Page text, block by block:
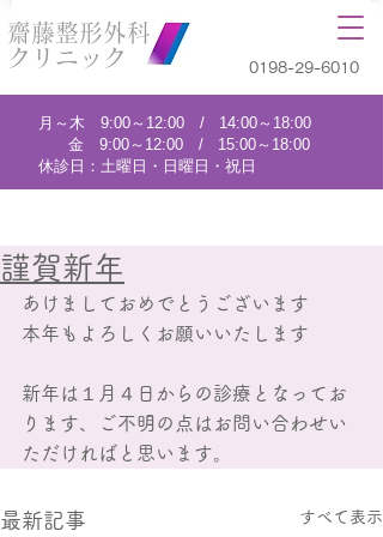
月～木 9:00～12:00 / 14:00～18:00
金 9:00～12:00 / 15:00～18:00
休診日：土曜日・日曜日・祝日
0198-29-6010
齋藤整形外科
クリニック
謹賀新年
あけましておめでとうございます
本年もよろしくお願いいたします
新年は１月４日からの診療となってお
ります、ご不明の点はお問い合わせい
ただければと思います。
最新記事 すべて表示